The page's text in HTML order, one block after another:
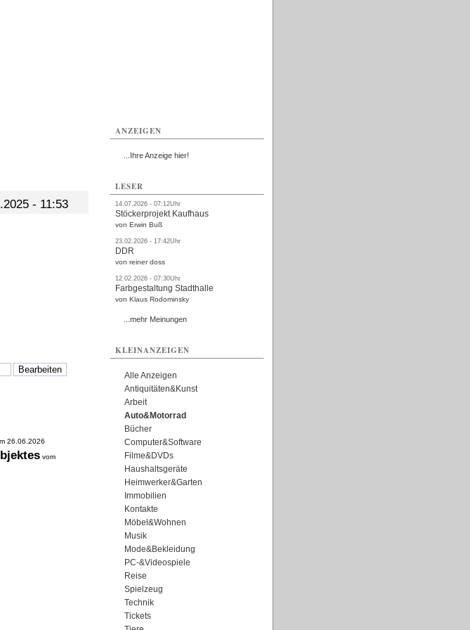
- 11:53
26.06.2026
vom
ANZEIGEN
...Ihre Anzeige hier!
LESER
14.07.2026 - 07:12Uhr
Stöckerprojekt Kaufhaus
von Erwin Buß
23.02.2026 - 17:42Uhr
DDR
von reiner doss
12.02.2026 - 07:30Uhr
Farbgestaltung Stadthalle
von Klaus Rodominsky
...mehr Meinungen
KLEINANZEIGEN
Alle Anzeigen
Antiquitäten&Kunst
Arbeit
Auto&Motorrad
Bücher
Computer&Software
Filme&DVDs
Haushaltsgeräte
Heimwerker&Garten
Immobilien
Kontakte
Möbel&Wohnen
Musik
Mode&Bekleidung
PC-&Videospiele
Reise
Spielzeug
Technik
Tickets